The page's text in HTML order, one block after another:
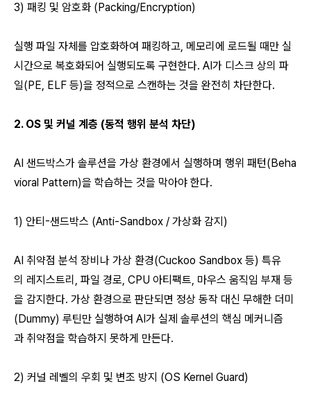
3) 패킹 및 암호화 (Packing/Encryption)
실행 파일 자체를 압호화하여 패킹하고, 메모리에 로드될 때만 실
시간으로 복호화되어 실행되도록 구현한다. AI가 디스크 상의 파
일(PE, ELF 등)을 정적으로 스캔하는 것을 완전히 차단한다.
2. OS 및 커널 계층 (동적 행위 분석 차단)
AI 샌드박스가 솔루션을 가상 환경에서 실행하며 행위 패턴(Beha
vioral Pattern)을 학습하는 것을 막아야 한다.
1) 안티-샌드박스 (Anti-Sandbox / 가상화 감지)
AI 취약점 분석 장비나 가상 환경(Cuckoo Sandbox 등) 특유
의 레지스트리, 파일 경로, CPU 아티팩트, 마우스 움직임 부재 등
을 감지한다. 가상 환경으로 판단되면 정상 동작 대신 무해한 더미
(Dummy) 루틴만 실행하여 AI가 실제 솔루션의 핵심 메커니즘
과 취약점을 학습하지 못하게 만든다.
2) 커널 레벨의 우회 및 변조 방지 (OS Kernel Guard)